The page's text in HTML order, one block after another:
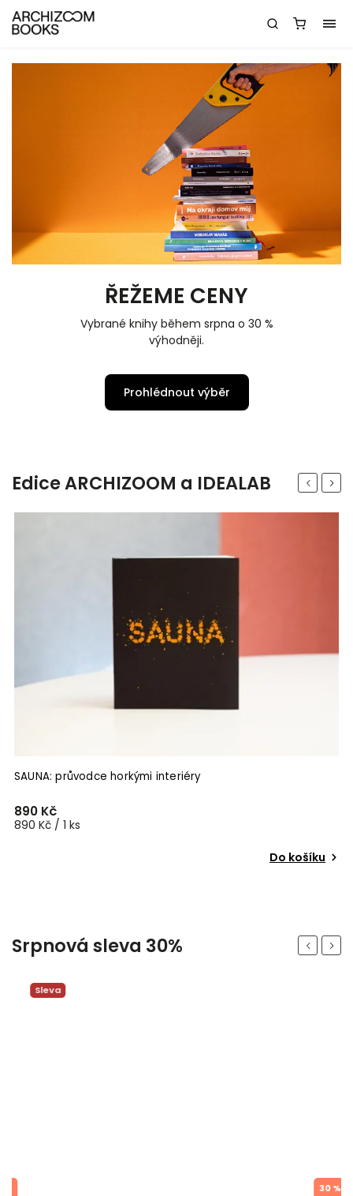
ŘEŽEME CENY
Vybrané knihy během srpna o 30 %
výhodněji.
Prohlédnout výběr
Edice ARCHIZOOM a IDEALAB Previous
SAUNA: průvodce horkými interiéry
890 Kč
890 Kč / 1 ks
Do košíku
Next
Srpnová sleva 30% Previous
Sleva
30 %
Next